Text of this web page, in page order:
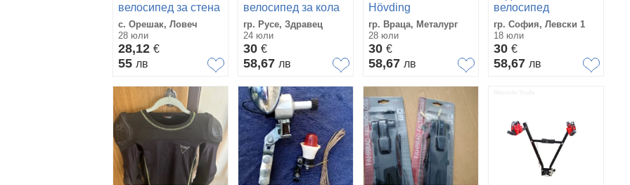
велосипед за стена
с. Орешак, Ловеч
28 юли
28,12 €
55 лв
велосипед за кола
гр. Русе, Здравец
24 юли
30 €
58,67 лв
Hövding
гр. Враца, Металург
28 юли
30 €
58,67 лв
велосипед
гр. София, Левски 1
18 юли
30 €
58,67 лв